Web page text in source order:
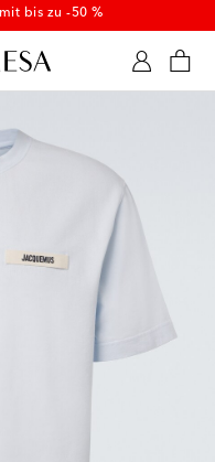
bis zu -50 %